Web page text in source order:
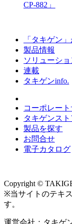
CP-882」
「タキゲン
製品情報
ソリューショ
連載
タキゲンinfo.
コーポレート
タキゲンスト
製品を探す
お問合せ
電子カタログ
Copyright ©
※当サイトのテキ
す。